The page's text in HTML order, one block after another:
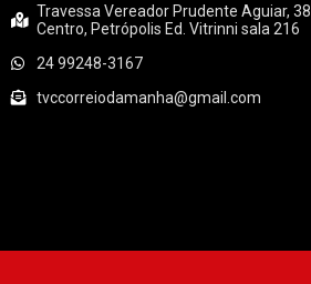
Travessa Vereador Prudente Aguiar, 38
Centro, Petrópolis Ed. Vitrinni sala 216
24 99248-3167
tvccorreiodamanha@gmail.com